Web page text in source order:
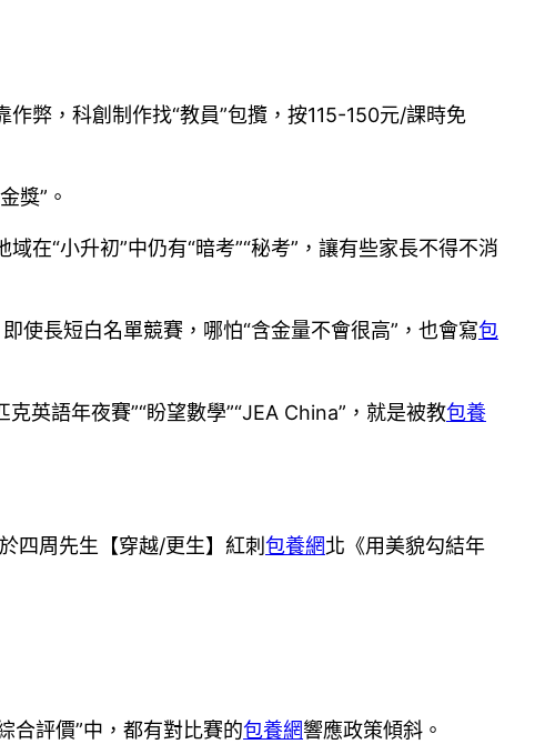
弊，科創制作找“教員”包攬，按115-150元/課時免
獎”。
在“小升初”中仍有“暗考”“秘考”，讓有些家長不得不消
使長短白名單競賽，哪怕“含金量不會很高”，也會寫包
克英語年夜賽”“盼望數學”“JEA China”，就是被教包養
四周先生【穿越/更生】紅刺 包養網北《用美貌勾結年
合評價”中，都有對比賽的包養網響應政策傾斜。